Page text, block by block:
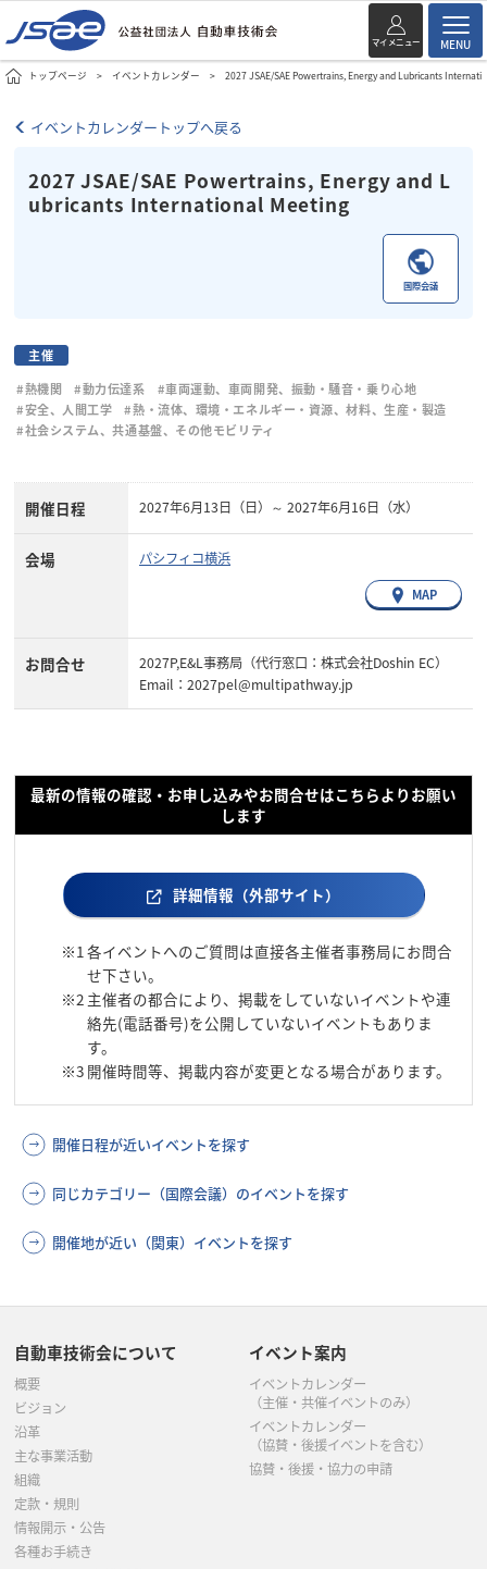
マイメニュー MENU
トップページ イベントカレンダー 2027 JSAE/SAE Powertrains, Energy and Lubricants
イベントカレンダートップへ戻る
2027 JSAE/SAE Powertrains, Energy and L
ubricants International Meeting
国際会議
主催
#熱機関
#動力伝達系
#車両運動、車両開発、振動・騒音・乗り心地
#安全、人間工学
#熱・流体、環境・エネルギー・資源、材料、生産・製造
#社会システム、共通基盤、その他モビリティ
開催日程 2027年6月13日（日）～ 2027年6月16日（水）
会場 パシフィコ横浜
MAP
お問合せ
2027P,E&L事務局（代行窓口：株式会社Doshin EC）
Email：2027pel@multipathway.jp
最新の情報の確認・お申し込みやお問合せはこちらよりお願い
します
詳細情報（外部サイト）
※1 各イベントへのご質問は直接各主催者事務局にお問合
せ下さい。
※2 主催者の都合により、掲載をしていないイベントや連
絡先(電話番号)を公開していないイベントもありま
す。
※3 開催時間等、掲載内容が変更となる場合があります。
開催日程が近いイベントを探す
同じカテゴリー（国際会議）のイベントを探す
開催地が近い（関東）イベントを探す
自動車技術会について
概要
ビジョン
沿革
主な事業活動
組織
定款・規則
情報開示・公告
各種お手続き
イベント案内
イベントカレンダー
（主催・共催イベントのみ）
イベントカレンダー
（協賛・後援イベントを含む）
協賛・後援・協力の申請